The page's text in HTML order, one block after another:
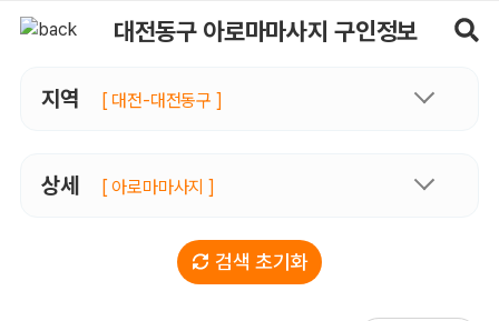
대전동구 아로마마사지 구인정보
지역 [ 대전-대전동구 ]
상세 [ 아로마마사지 ]
검색 초기화